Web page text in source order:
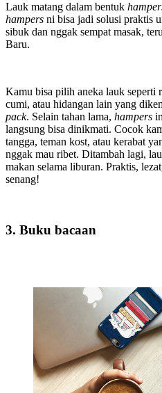
Lauk matang dalam bentuk
hampers ni bisa jadi solusi praktis
sibuk dan nggak sempat masak,
Baru.
Kamu bisa pilih aneka lauk seperti
cumi, atau hidangan lain yang
pack. Selain tahan lama, hampers
langsung bisa dinikmati. Cocok
tangga, teman kost, atau kerabat
nggak mau ribet. Ditambah lagi,
makan selama liburan. Praktis,
senang!
3. Buku bacaan